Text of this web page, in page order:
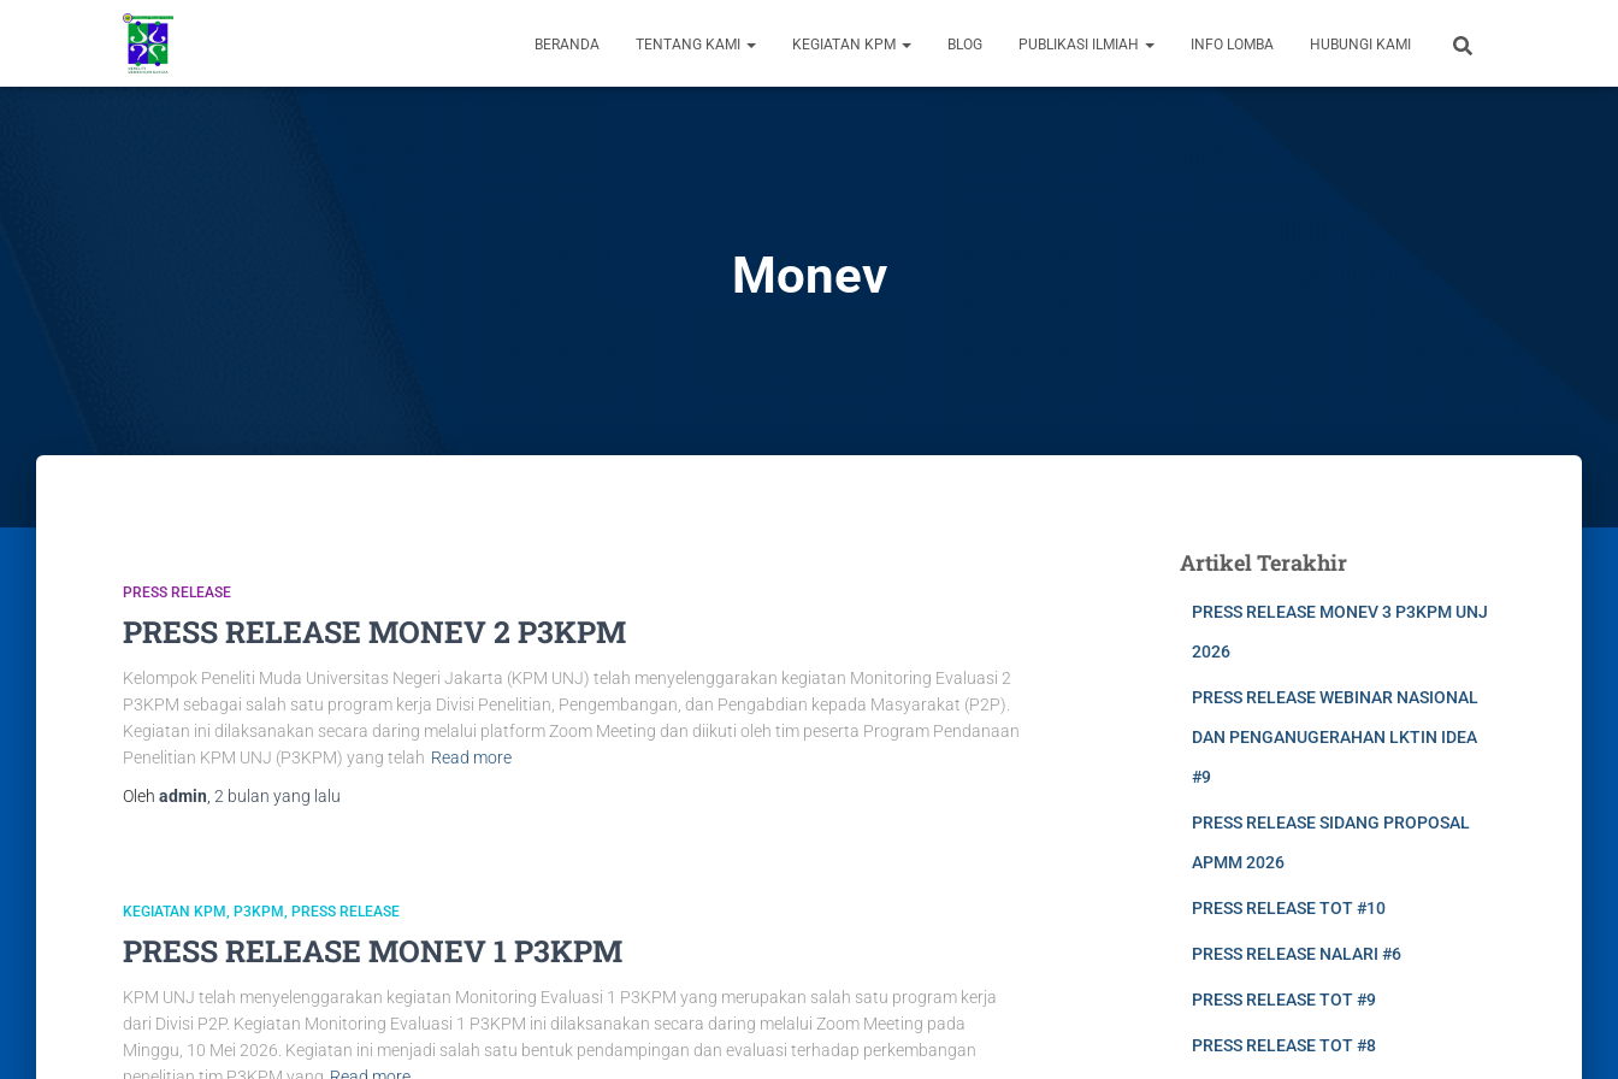
BERANDA TENTANG KAMI KEGIATAN KPM BLOG PUBLIKASI ILMIAH INFO LOMBA HUBUNGI KAMI
Monev
PRESS RELEASE
PRESS RELEASE MONEV 2 P3KPM
Kelompok Peneliti Muda Universitas Negeri Jakarta (KPM UNJ) telah menyelenggarakan kegiatan Monitoring Evaluasi 2
P3KPM sebagai salah satu program kerja Divisi Penelitian, Pengembangan, dan Pengabdian kepada Masyarakat (P2P).
Kegiatan ini dilaksanakan secara daring melalui platform Zoom Meeting dan diikuti oleh tim peserta Program Pendanaan
Penelitian KPM UNJ (P3KPM) yang telah Read more
Oleh admin 2 bulan yang lalu
KEGIATAN KPM P3KPM PRESS RELEASE
PRESS RELEASE MONEV 1 P3KPM
KPM UNJ telah menyelenggarakan kegiatan Monitoring Evaluasi 1 P3KPM yang merupakan salah satu program kerja
dari Divisi P2P. Kegiatan Monitoring Evaluasi 1 P3KPM ini dilaksanakan secara daring melalui Zoom Meeting pada
Minggu, 10 Mei 2026. Kegiatan ini menjadi salah satu bentuk pendampingan dan evaluasi terhadap perkembangan
Artikel Terakhir
PRESS RELEASE MONEV 3 P3KPM UNJ
2026
PRESS RELEASE WEBINAR NASIONAL
DAN PENGANUGERAHAN LKTIN IDEA
#9
PRESS RELEASE SIDANG PROPOSAL
APMM 2026
PRESS RELEASE TOT #10
PRESS RELEASE NALARI #6
PRESS RELEASE TOT #9
PRESS RELEASE TOT #8